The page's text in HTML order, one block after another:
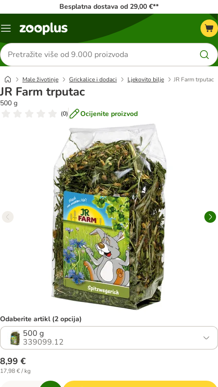
Besplatna dostava od 29,00 €**
Izbornik
Traži
proizvode
Male životinje Grickalice i dodaci Ljekovito bilje JR Farm trputac
JR Farm trputac
500 g
(0) Ocijenite proizvod
Odaberite artikl (2 opcija)
500 g
339099.12
8,99 €
17,98 € / kg